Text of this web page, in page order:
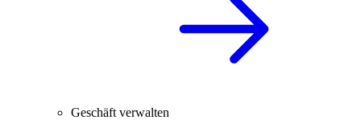
Geschäft verwalten